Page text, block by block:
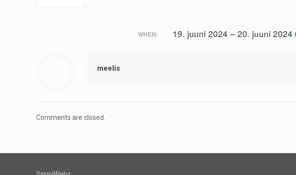
WHEN: 19. juuni 2024 – 20. juuni 2024
meelis
Comments are closed.